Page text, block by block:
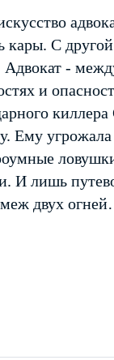
кары. С
Адвокат -
и
Ему
И лишь
двух